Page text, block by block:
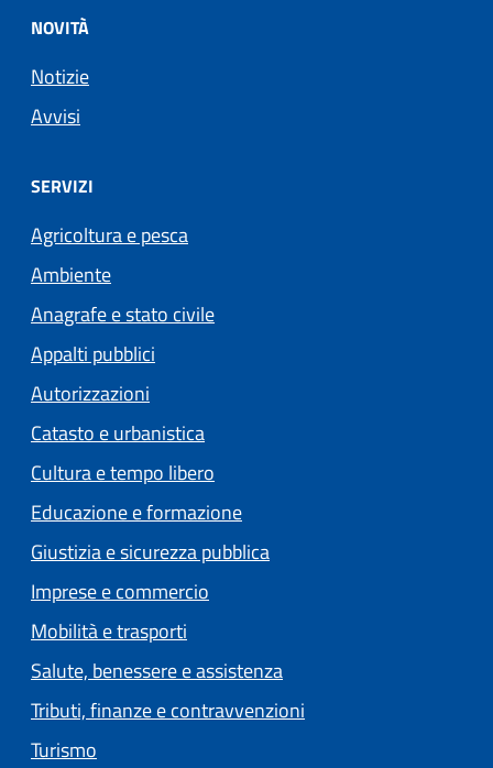
NOVITÀ
Notizie
Avvisi
SERVIZI
Agricoltura e pesca
Ambiente
Anagrafe e stato civile
Appalti pubblici
Autorizzazioni
Catasto e urbanistica
Cultura e tempo libero
Educazione e formazione
Giustizia e sicurezza pubblica
Imprese e commercio
Mobilità e trasporti
Salute, benessere e assistenza
Tributi, finanze e contravvenzioni
Turismo